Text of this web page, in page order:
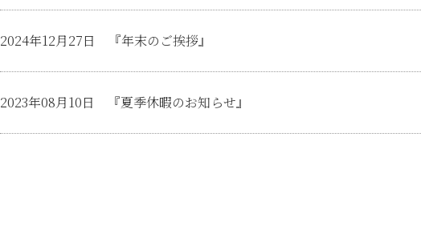
2024年12月27日 『年末のご挨拶』
2023年08月10日 『夏季休暇のお知らせ』